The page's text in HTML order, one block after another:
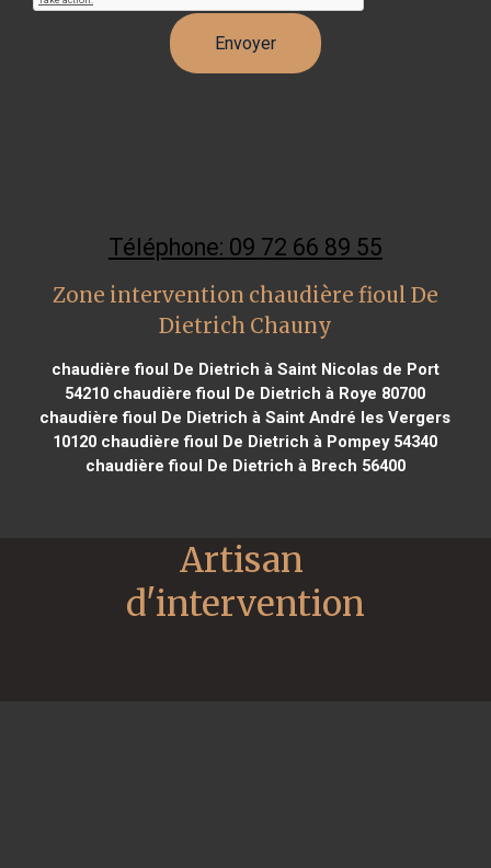
Téléphone: 09 72 66 89 55
Zone intervention chaudière fioul De
Dietrich Chauny
chaudière fioul De Dietrich à Saint Nicolas de Port
54210 chaudière fioul De Dietrich à Roye 80700
chaudière fioul De Dietrich à Saint André les Vergers
10120 chaudière fioul De Dietrich à Pompey 54340
chaudière fioul De Dietrich à Brech 56400
Artisan
d'intervention